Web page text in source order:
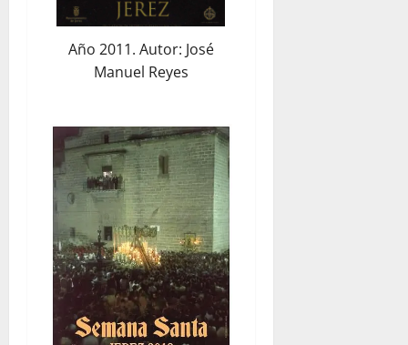
Año 2011. Autor: José
Manuel Reyes